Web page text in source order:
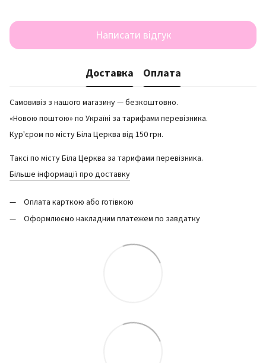
Написати відгук
Доставка Оплата
Самовивіз з нашого магазину — безкоштовно.
«Новою поштою» по Україні за тарифами перевізника.
Кур'єром по місту Біла Церква від 150 грн.
Таксі по місту Біла Церква за тарифами перевізника.
Більше інформації про доставку
Оплата карткою або готівкою
Оформлюємо накладним платежем по завдатку